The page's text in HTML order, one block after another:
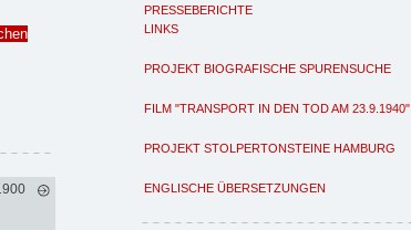
PRESSEBERICHTE
LINKS
PROJEKT BIOGRAFISCHE SPURENSUCHE
FILM "TRANSPORT IN DEN TOD AM 23.9.1940"
PROJEKT STOLPERTONSTEINE HAMBURG
ENGLISCHE ÜBERSETZUNGEN